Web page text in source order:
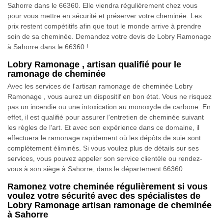
Sahorre dans le 66360. Elle viendra régulièrement chez vous
pour vous mettre en sécurité et préserver votre cheminée. Les
prix restent compétitifs afin que tout le monde arrive à prendre
soin de sa cheminée. Demandez votre devis de Lobry Ramonage
à Sahorre dans le 66360 !
Lobry Ramonage , artisan qualifié pour le
ramonage de cheminée
Avec les services de l'artisan ramonage de cheminée Lobry
Ramonage , vous aurez un dispositif en bon état. Vous ne risquez
pas un incendie ou une intoxication au monoxyde de carbone. En
effet, il est qualifié pour assurer l'entretien de cheminée suivant
les règles de l'art. Et avec son expérience dans ce domaine, il
effectuera le ramonage rapidement où les dépôts de suie sont
complètement éliminés. Si vous voulez plus de détails sur ses
services, vous pouvez appeler son service clientèle ou rendez-
vous à son siège à Sahorre, dans le département 66360.
Ramonez votre cheminée régulièrement si vous
voulez votre sécurité avec des spécialistes de
Lobry Ramonage artisan ramonage de cheminée
à Sahorre